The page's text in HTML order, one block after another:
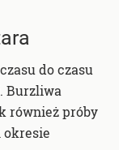
do czasu
Burzliwa
również próby
okresie